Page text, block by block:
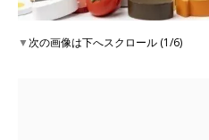
▼次の画像は下へスクロール (1/6)